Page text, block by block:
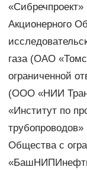
Акционерного
газа (ОАО
ограниченной
(ООО «НИИ
«Институт по
Общества с